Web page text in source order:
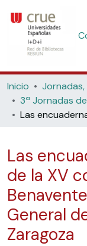
Inicio
Las
de la XV
General
Zaragoza